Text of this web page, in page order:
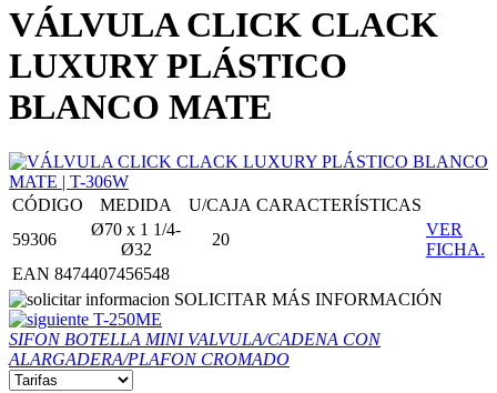
VÁLVULA CLICK CLACK
LUXURY PLÁSTICO
BLANCO MATE
CÓDIGO MEDIDA U/CAJA CARACTERÍSTICAS
59306
Ø70 x 1 1/4-
Ø32
20
VER
FICHA.
EAN 8474407456548
SOLICITAR MÁS INFORMACIÓN
T-250ME
SIFON BOTELLA MINI VALVULA/CADENA CON
ALARGADERA/PLAFON CROMADO